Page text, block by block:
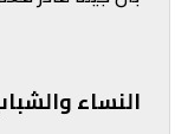
النساء